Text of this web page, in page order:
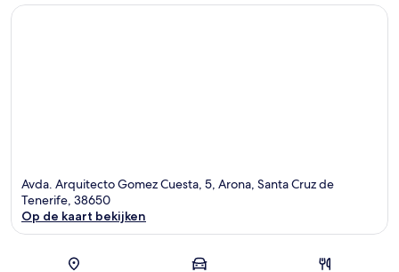
Avda. Arquitecto Gomez Cuesta, 5, Arona, Santa Cruz de
Tenerife, 38650
Op de kaart bekijken